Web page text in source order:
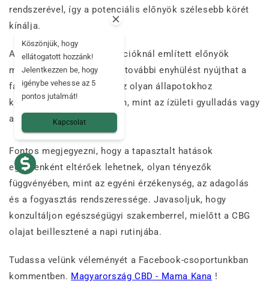
rendszerével, így a potenciális előnyök szélesebb körét
kínálja.
Az alacsonyabb koncentrációknál említett előnyök
mellett a 10%-os CBG olaj további enyhülést nyújthat a
fájdalom, a gyulladás és az olyan állapotokhoz
kapcsolódó tünetek esetén, mint az ízületi gyulladás vagy
a migrén.
Fontos megjegyezni, hogy a tapasztalt hatások
egyénenként eltérőek lehetnek, olyan tényezők
függvényében, mint az egyéni érzékenység, az adagolás
és a fogyasztás rendszeressége. Javasoljuk, hogy
konzultáljon egészségügyi szakemberrel, mielőtt a CBG
olajat beillesztené a napi rutinjába.
Tudassa velünk véleményét a Facebook-csoportunkban
kommentben. Magyarország CBD - Mama Kana !
Köszönjük, hogy
ellátogatott hozzánk!
Jelentkezzen be, hogy
igénybe vehesse az 5
pontos jutalmát!
Kapcsolat